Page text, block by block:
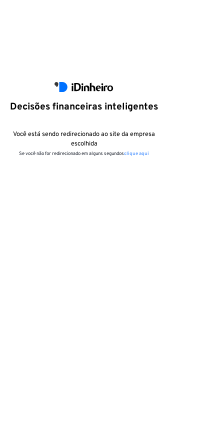
Decisões financeiras inteligentes
Você está sendo redirecionado ao site da empresa
escolhida
Se você não for redirecionado em alguns segundosclique aqui